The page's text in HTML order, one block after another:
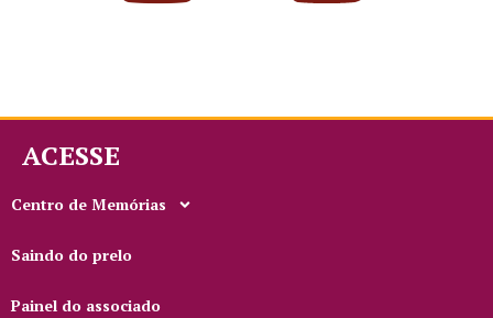
ACESSE
Centro de Memórias
Saindo do prelo
Painel do associado